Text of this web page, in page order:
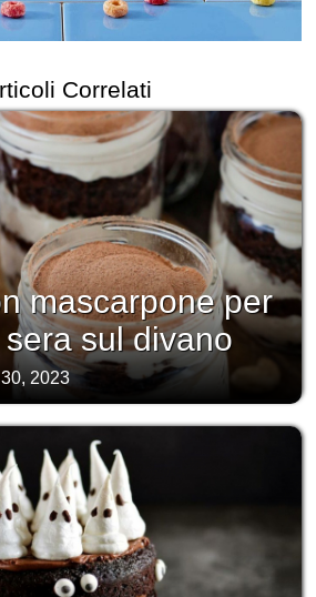
Correlati
mascarpone per
sul divano
2023